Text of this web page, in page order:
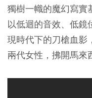
獨樹一幟的魔幻寫實
以低迴的音效、低鏡
現時代下的刀槍血影
兩代女性，拂開馬來